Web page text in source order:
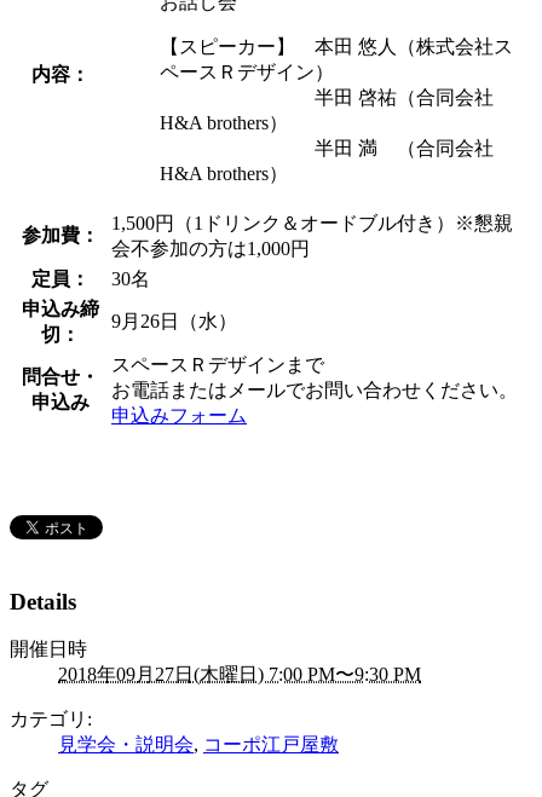
内容：
【スピーカー】 本田 悠人（株式会社ス
ペースＲデザイン）
半田 啓祐（合同会社
H&A brothers）
半田 満 （合同会社
H&A brothers）
参加費：
1,500円（1ドリンク＆オードブル付き）※懇親
会不参加の方は1,000円
定員：
30名
申込み締
切：
9月26日（水）
問合せ・
申込み
スペースＲデザインまで
お電話またはメールでお問い合わせください。
申込みフォーム
Details
開催日時
2018年09月27日(木曜日) 7:00 PM〜9:30 PM
カテゴリ:
見学会・説明会, コーポ江戸屋敷
タグ